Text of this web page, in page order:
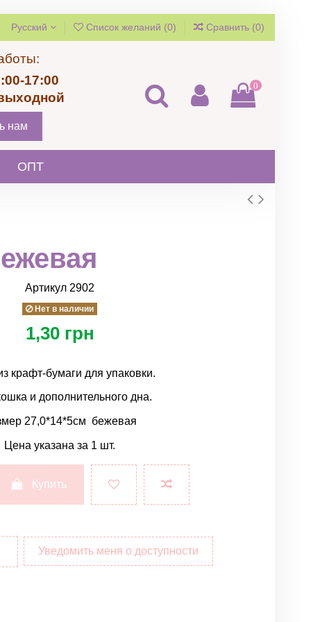
Русский Список желаний (0) Сравнить (0)
17:00
нам
0
ОПТ
Артикул 2902
Нет в наличии
1,30 грн
крафт-бумаги для упаковки.
и дополнительного дна.
27,0*14*5см бежевая
Цена указана за 1 шт.
Купить
Уведомить меня о доступности